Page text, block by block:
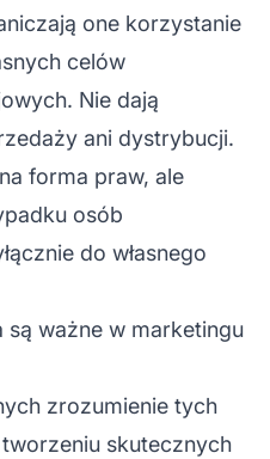
one korzystanie
celów
Nie dają
ani dystrybucji.
forma praw, ale
osób
do własnego
ważne w marketingu
zrozumienie tych
skutecznych